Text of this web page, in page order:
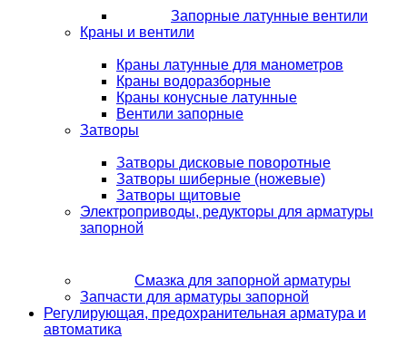
Запорные латунные вентили
Краны и вентили
Краны латунные для манометров
Краны водоразборные
Краны конусные латунные
Вентили запорные
Затворы
Затворы дисковые поворотные
Затворы шиберные (ножевые)
Затворы щитовые
Электроприводы, редукторы для арматуры
запорной
Смазка для запорной арматуры
Запчасти для арматуры запорной
Регулирующая, предохранительная арматура и
автоматика